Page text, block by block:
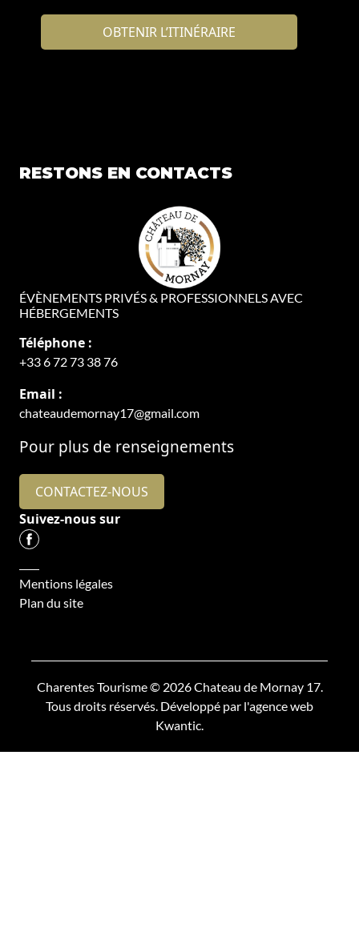
OBTENIR L’ITINÉRAIRE
RESTONS EN CONTACTS
ÉVÈNEMENTS PRIVÉS & PROFESSIONNELS AVEC
HÉBERGEMENTS
Téléphone :
+33 6 72 73 38 76
Email :
chateaudemornay17@gmail.com
Pour plus de renseignements
CONTACTEZ-NOUS
Suivez-nous sur
Mentions légales
Plan du site
Charentes Tourisme © 2026 Chateau de Mornay 17.
Tous droits réservés. Développé par l'agence web
Kwantic.